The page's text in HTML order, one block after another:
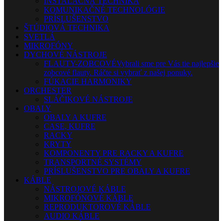
KOMUNIKAČNÉ TECHNOLÓGIE
PRÍSLUŠENSTVO
ŠTÚDIOVÁ TECHNIKA
SVETLÁ
MIKROFÓNY
DYCHOVÉ NÁSTROJE
FLAUTY-ZOBCOVÉVybrali sme pre Vás tie najlepšie
zobcové flauty. Ráčte si vybrať z našej ponuky.
FÚKACIE HARMONIKY
ORCHESTER
SLÁČIKOVÉ NÁSTROJE
OBALY
OBALY A KUFRE
CASE, KUFRE
RACKY
KRYTY
KOMPONENTY PRE RACKY A KUFRE
TRANSPORTNÉ SYSTÉMY
PRÍSLUŠENSTVO PRE OBALY A KUFRE
KÁBLE
NÁSTROJOVÉ KÁBLE
MIKROFÓNOVÉ KÁBLE
REPRODUKTOROVÉ KÁBLE
AUDIO KÁBLE